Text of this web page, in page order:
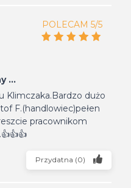
POLECAM 5/5
...
Klimczaka.Bardzo dużo
F.(handlowiec)pełen
pracownikom
Przydatna (0)